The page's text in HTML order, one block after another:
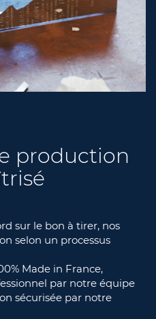
production
sur le bon à tirer, nos
selon un processus
Made in France,
par notre équipe
sécurisée par notre